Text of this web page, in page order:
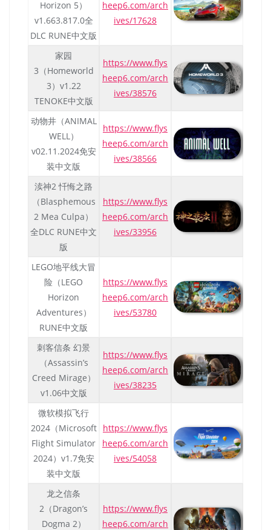
Horizon 5）
v1.663.817.0全
DLC RUNE中文版
heep6.com/arch
ives/17628
家园
3（Homeworld
3）v1.22
TENOKE中文版
https://www.flys
heep6.com/arch
ives/38576
动物井（ANIMAL
WELL）
v02.11.2024免安
装中文版
https://www.flys
heep6.com/arch
ives/38566
渎神2 忏悔之路
（Blasphemous
2 Mea Culpa）
全DLC RUNE中文
版
https://www.flys
heep6.com/arch
ives/33956
LEGO地平线大冒
险（LEGO
Horizon
Adventures）
RUNE中文版
https://www.flys
heep6.com/arch
ives/53780
刺客信条 幻景
（Assassin’s
Creed Mirage）
v1.06中文版
https://www.flys
heep6.com/arch
ives/38235
微软模拟飞行
2024（Microsoft
Flight Simulator
2024）v1.7免安
装中文版
https://www.flys
heep6.com/arch
ives/54058
龙之信条
2（Dragon’s
Dogma 2）
https://www.flys
heep6.com/arch